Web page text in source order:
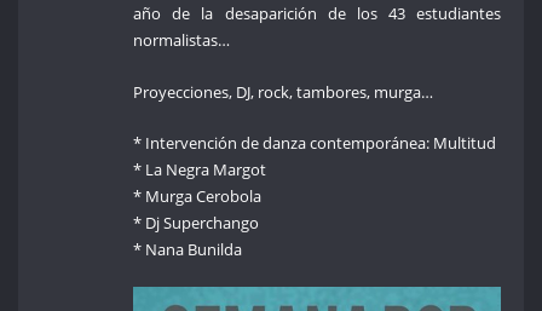
año de la desaparición de los 43 estudiantes
normalistas…
Proyecciones, DJ, rock, tambores, murga…
* Intervención de danza contemporánea: Multitud
* La Negra Margot
* Murga Cerobola
* Dj Superchango
* Nana Bunilda